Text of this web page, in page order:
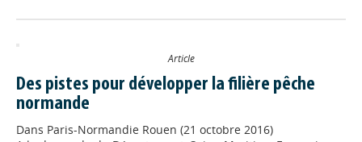
Article
Des pistes pour développer la filière pêche
normande
Dans Paris-Normandie Rouen (21 octobre 2016)